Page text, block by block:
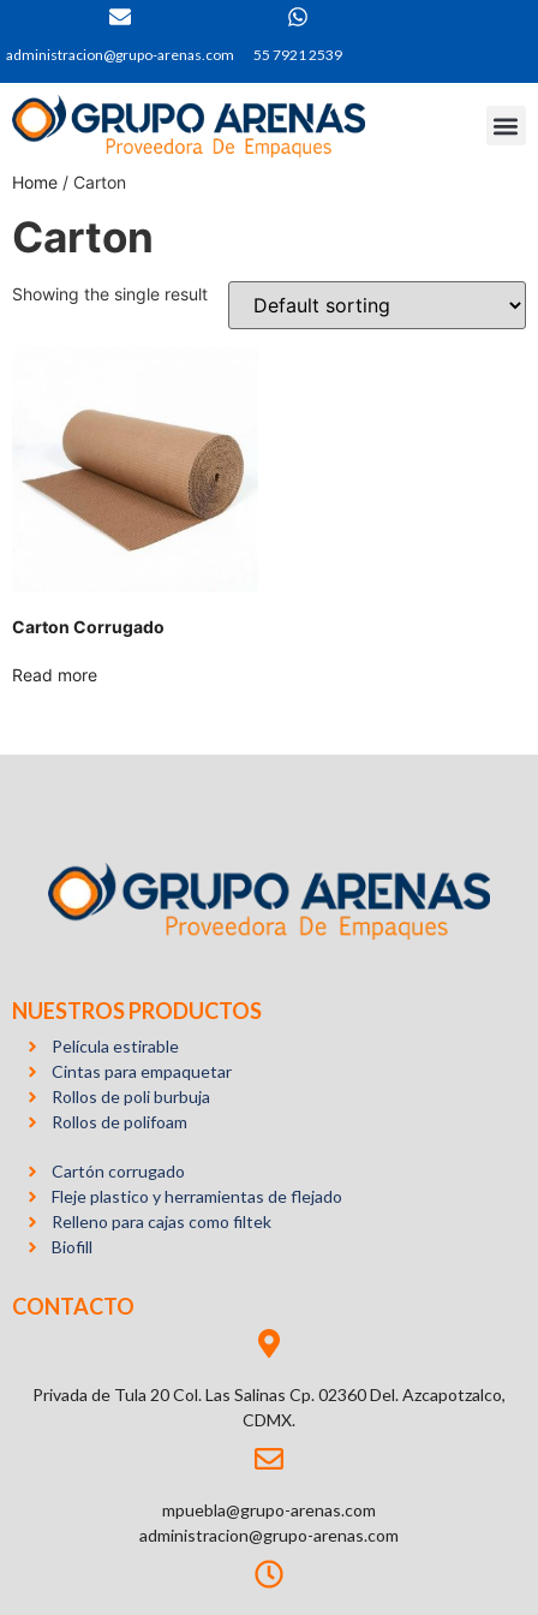
administracion@grupo-arenas.com 55 7921 2539
Home / Carton
Carton
Showing the single result
Carton Corrugado
Read more
NUESTROS PRODUCTOS
Película estirable
Cintas para empaquetar
Rollos de poli burbuja
Rollos de polifoam
Cartón corrugado
Fleje plastico y herramientas de flejado
Relleno para cajas como filtek
Biofill
CONTACTO
Privada de Tula 20 Col. Las Salinas Cp. 02360 Del. Azcapotzalco,
CDMX.
mpuebla@grupo-arenas.com
administracion@grupo-arenas.com